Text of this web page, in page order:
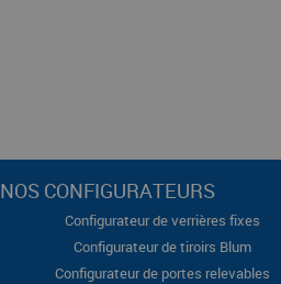
NOS CONFIGURATEURS
Configurateur de verrières fixes
Configurateur de tiroirs Blum
Configurateur de portes relevables